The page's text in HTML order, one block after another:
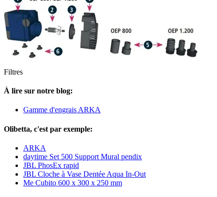
Filtres
À lire sur notre blog:
Gamme d'engrais ARKA
Olibetta, c'est par exemple:
ARKA
daytime Set 500 Support Mural pendix
JBL PhosEx rapid
JBL Cloche à Vase Dentée Aqua In-Out
Me Cubito 600 x 300 x 250 mm